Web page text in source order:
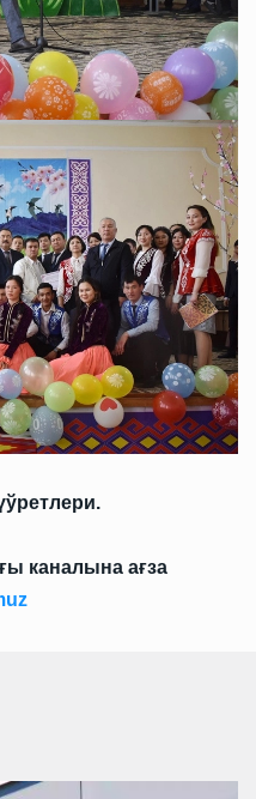
каналына ағза